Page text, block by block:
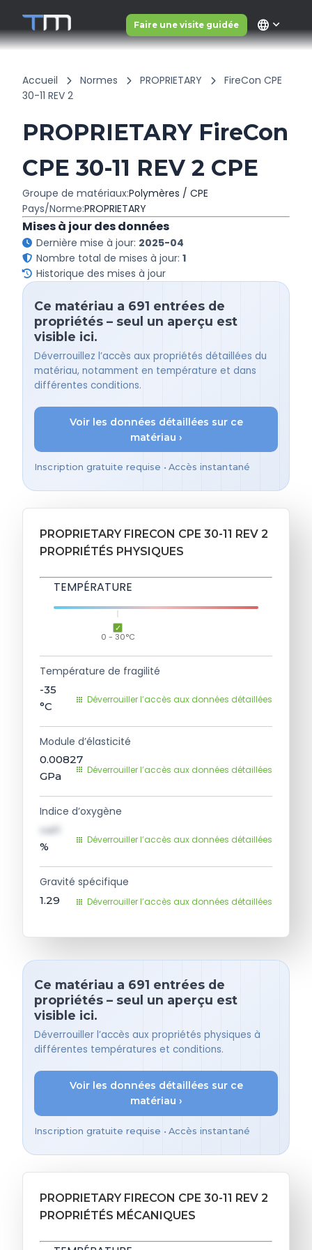
Faire une visite guidée language
Accueil Normes PROPRIETARY
FireCon CPE
30-11 REV 2
PROPRIETARY FireCon
CPE 30-11 REV 2 CPE
Groupe de matériaux:Polymères / CPE
Pays/Norme:PROPRIETARY
Mises à jour des données
Dernière mise à jour: 2025-04
Nombre total de mises à jour: 1
Historique des mises à jour
Ce matériau a 691 entrées de
propriétés – seul un aperçu est
visible ici.
Déverrouillez l’accès aux propriétés détaillées du
matériau, notamment en température et dans
différentes conditions.
Voir les données détaillées sur ce
matériau ›
Inscription gratuite requise • Accès instantané
PROPRIETARY FIRECON CPE 30-11 REV 2
PROPRIÉTÉS PHYSIQUES
TEMPÉRATURE
0 - 30°C
Température de fragilité
-35
°C
Déverrouiller l’accès aux données détaillées
Module d’élasticité
0.00827
GPa
Déverrouiller l’accès aux données détaillées
Indice d’oxygène
val1
%
Déverrouiller l’accès aux données détaillées
Gravité spécifique
1.29 Déverrouiller l’accès aux données détaillées
Ce matériau a 691 entrées de
propriétés – seul un aperçu est
visible ici.
Déverrouiller l’accès aux propriétés physiques à
différentes températures et conditions.
Voir les données détaillées sur ce
matériau ›
Inscription gratuite requise • Accès instantané
PROPRIETARY FIRECON CPE 30-11 REV 2
PROPRIÉTÉS MÉCANIQUES